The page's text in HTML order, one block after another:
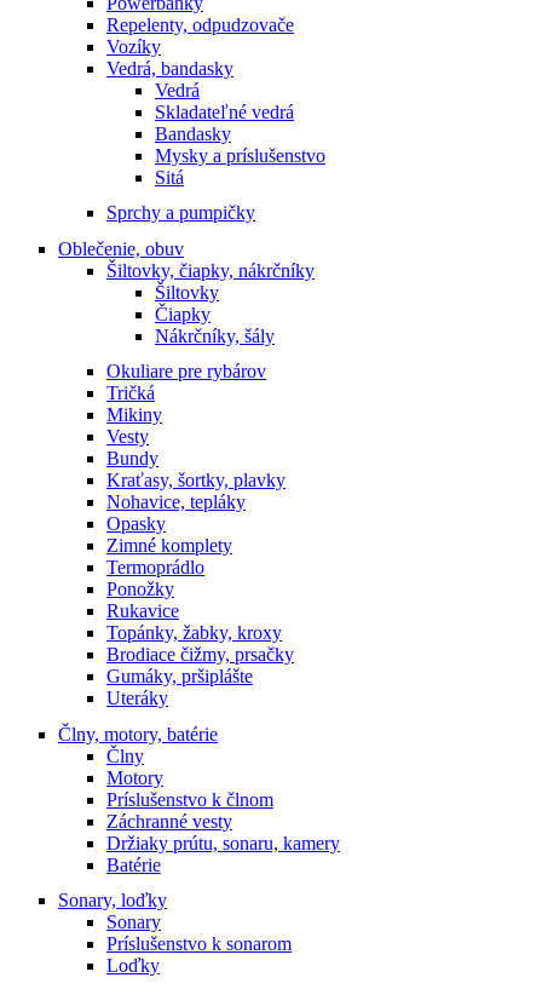
Repelenty, odpudzovače
Vozíky
Vedrá, bandasky
Vedrá
Skladateľné vedrá
Bandasky
Mysky a príslušenstvo
Sitá
Sprchy a pumpičky
Oblečenie, obuv
Šiltovky, čiapky, nákrčníky
Šiltovky
Čiapky
Nákrčníky, šály
Okuliare pre rybárov
Tričká
Mikiny
Vesty
Bundy
Kraťasy, šortky, plavky
Nohavice, tepláky
Opasky
Zimné komplety
Termoprádlo
Ponožky
Rukavice
Topánky, žabky, kroxy
Brodiace čižmy, prsačky
Gumáky, pršiplášte
Uteráky
Člny, motory, batérie
Člny
Motory
Príslušenstvo k člnom
Záchranné vesty
Držiaky prútu, sonaru, kamery
Batérie
Sonary, loďky
Sonary
Príslušenstvo k sonarom
Loďky